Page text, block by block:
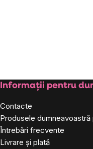
Subsol
Informații pentru
Contacte
Produsele
Întrebări frecvente
Livrare și plată